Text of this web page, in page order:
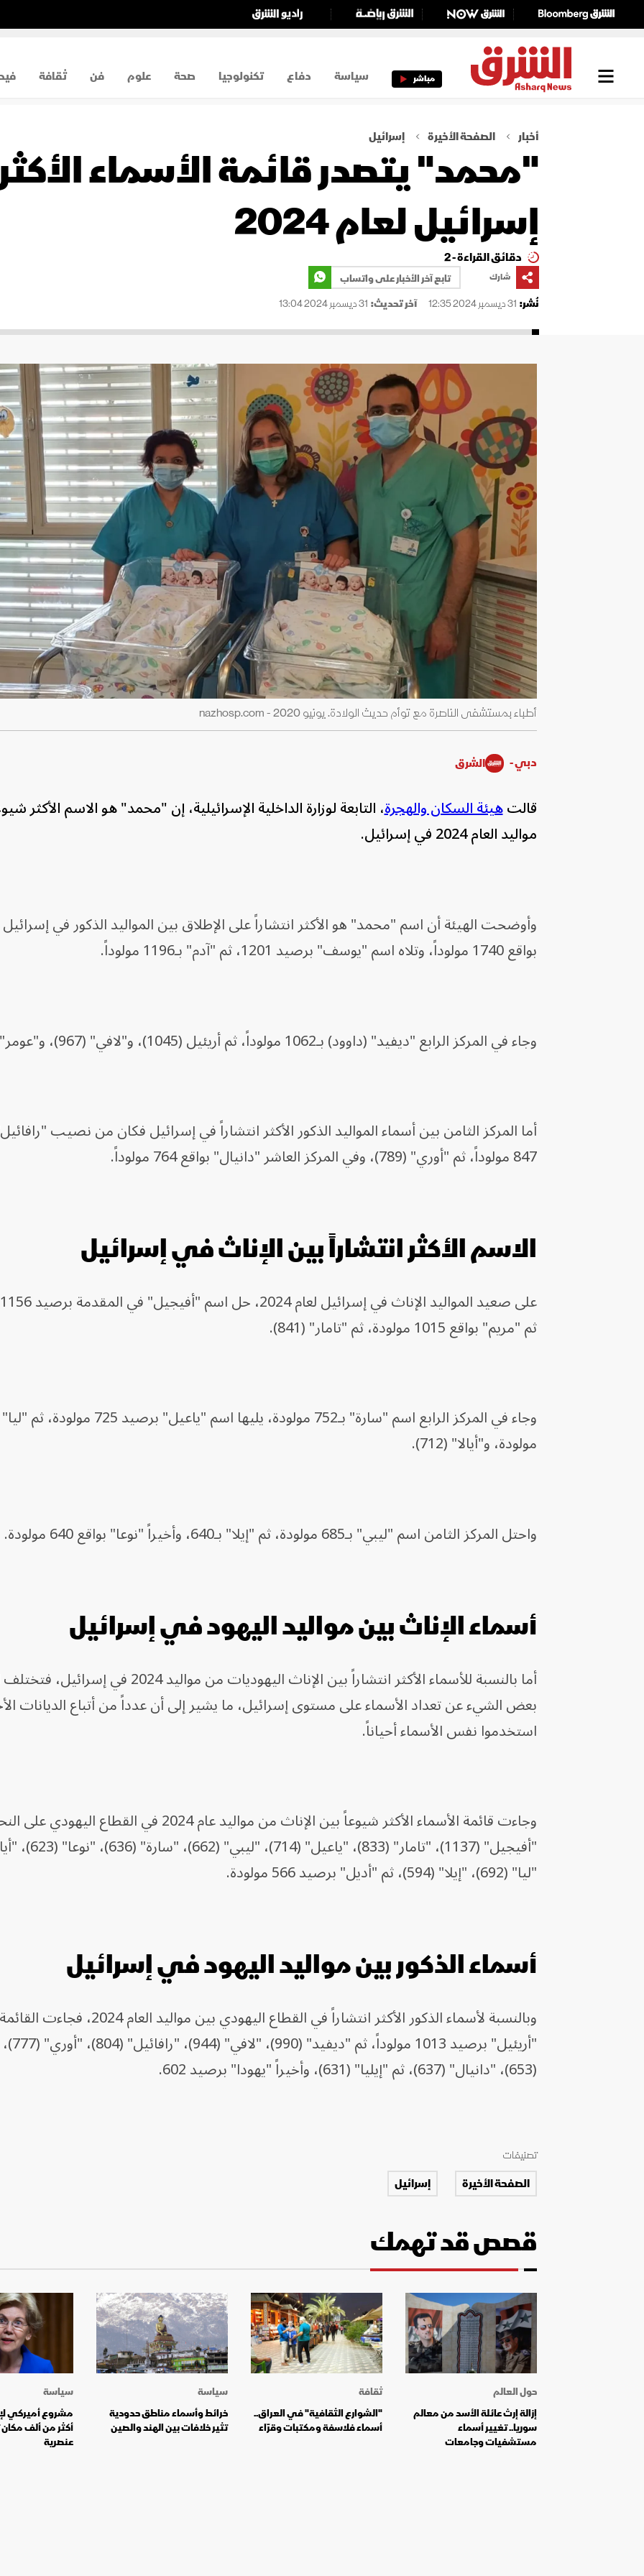
مباشر سياسة دفاع تكنولوجيا صحة علوم فن ثقافة
أخبار الصفحة الأخيرة إسرائيل
"محمد" يتصدر قائمة الأسماء
إسرائيل لعام 2024
دقائق القراءة - 2
شارك
تابع آخر الأخبار على واتساب
نُشر: 31 ديسمبر 2024 12:35 آخر تحديث: 31 ديسمبر 2024 13:04
أطباء بمستشفى الناصرة مع توأم حديث الولادة. يونيو 2020 - nazhosp.com
دبي - الشرق
قالتهيئة السكان والهجرة، التابعة لوزارة الداخلية الإسرائيلية، إن "محمد" هو الاسم الأكثر
مواليد العام 2024 في إسرائيل.
بواقع 1740 مولوداً، وتلاه اسم "يوسف" برصيد 1201، ثم "آدم" بـ1196 مولوداً.
وجاء في المركز الرابع "ديفيد" (داوود) بـ1062 مولوداً، ثم أريئيل (1045)، و"لافي" (967)، و"عومر" (870).
أما المركز الثامن بين أسماء المواليد الذكور الأكثر انتشاراً في إسرائيل فكان من نصيب
847 مولوداً، ثم "أوري" (789)، وفي المركز العاشر "دانيال" بواقع 764 مولوداً.
الاسم الأكثر انتشاراً بين الإناث في إسرائيل
ثم "مريم" بواقع 1015 مولودة، ثم "تامار" (841).
مولودة، و"أيالا" (712).
واحتل المركز الثامن اسم "ليبي" بـ685 مولودة، ثم "إيلا" بـ640، وأخيراً "نوعا" بواقع 640 مولودة.
أسماء الإناث بين مواليد اليهود في إسرائيل
أما بالنسبة للأسماء الأكثر انتشاراً بين الإناث اليهوديات من مواليد 2024
بعض الشيء عن تعداد الأسماء على مستوى إسرائيل، ما يشير إلى أن عدداً من أتباع الديانات
استخدموا نفس الأسماء أحياناً.
وجاءت قائمة الأسماء الأكثر شيوعاً بين الإناث من مواليد عام 2024 في القطاع
"ليا" (692)، "إيلا" (594)، ثم "أديل" برصيد 566 مولودة.
أسماء الذكور بين مواليد اليهود في إسرائيل
وبالنسبة لأسماء الذكور الأكثر انتشاراً في القطاع اليهودي بين
"أريئيل"
(653)، "دانيال" (637)، ثم "إيليا" (631)، وأخيراً "يهودا" برصيد 602.
تصنيفات
الصفحة الأخيرة إسرائيل
قصص قد تهمك
حول العالم
إزالة إرث عائلة الأسد من معالم
سوريا.. تغيير أسماء
مستشفيات وجامعات
ثقافة
"الشوارع الثقافية" في العراق..
أسماء فلاسفة ومكتبات وقرّاء
سياسة
خرائط وأسماء مناطق حدودية
تثير خلافات بين الهند والصين
سياسة
مشروع أميركي
أكثر من ألف
عنصرية